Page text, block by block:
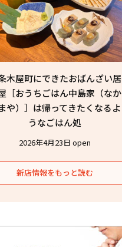
木屋町にできたおばんざい居
［おうちごはん中島家（なか
や）］は帰ってきたくなるよ
うなごはん処
2026年4月23日 open
新店情報をもっと読む